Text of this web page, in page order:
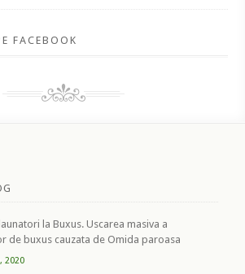
FACEBOOK
la Buxus. Uscarea masiva a
de buxus cauzata de Omida paroasa
2020